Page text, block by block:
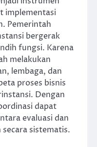
implementasi
Pemerintah
bergerak
fungsi. Karena
melakukan
lembaga, dan
proses bisnis
Dengan
dapat
evaluasi dan
sistematis.